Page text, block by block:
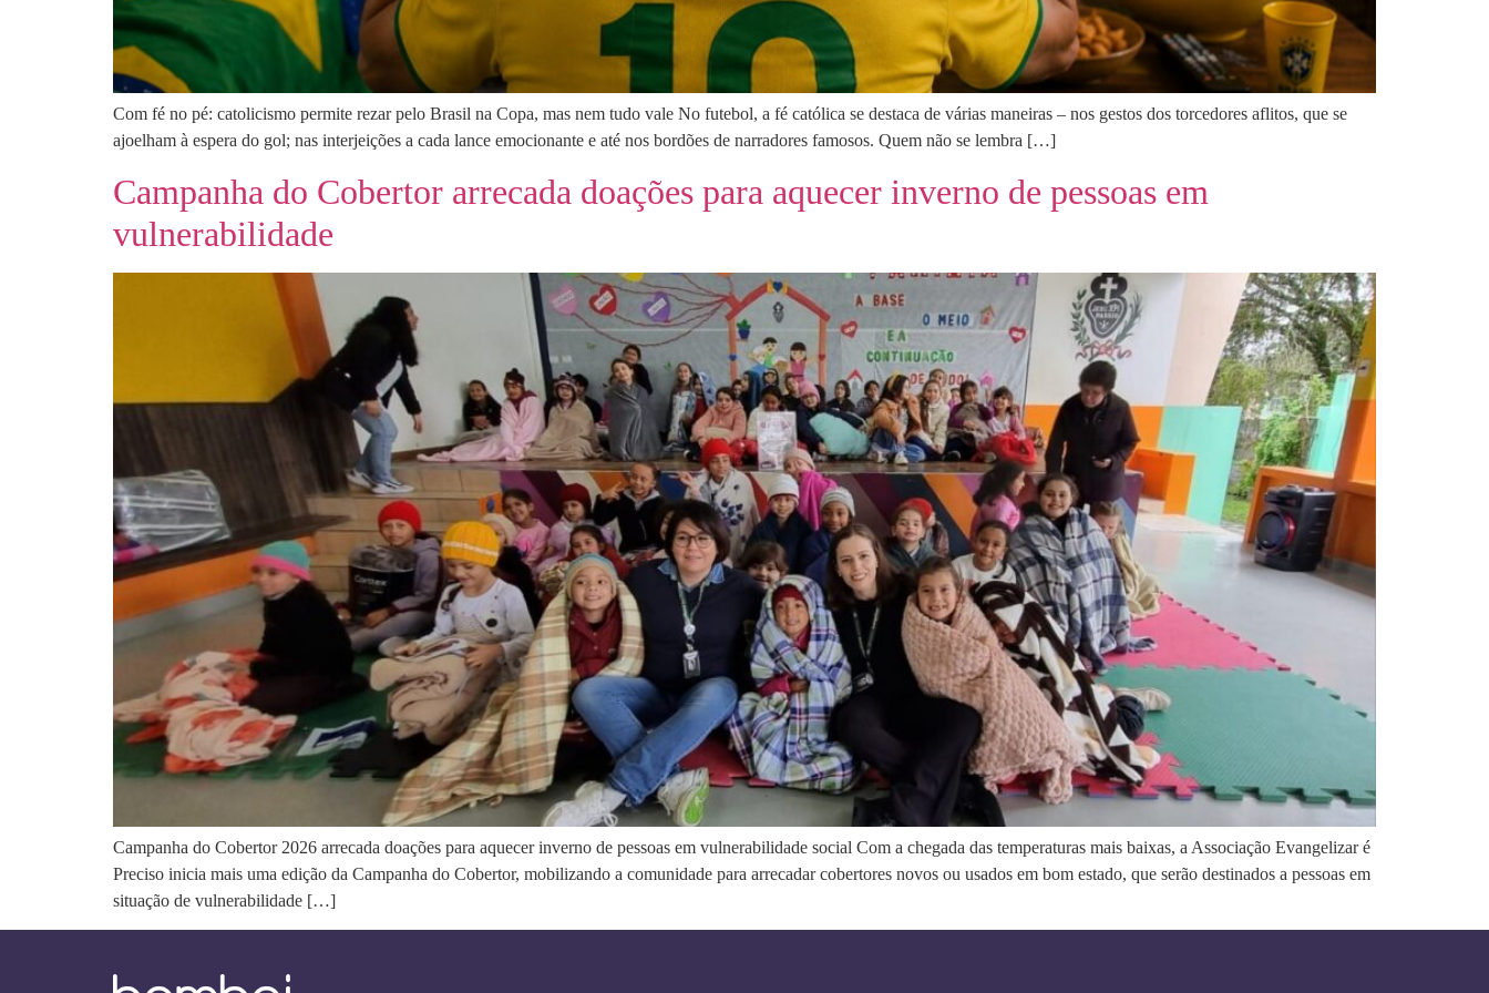
Com fé no pé: catolicismo permite rezar pelo Brasil na Copa, mas nem tudo vale No futebol, a fé católica se destaca de várias maneiras – nos gestos dos torcedores aflitos, que se
ajoelham à espera do gol; nas interjeições a cada lance emocionante e até nos bordões de narradores famosos. Quem não se lembra […]
Campanha do Cobertor arrecada doações para aquecer inverno de pessoas em
vulnerabilidade
Campanha do Cobertor 2026 arrecada doações para aquecer inverno de pessoas em vulnerabilidade social Com a chegada das temperaturas mais baixas, a Associação Evangelizar é
Preciso inicia mais uma edição da Campanha do Cobertor, mobilizando a comunidade para arrecadar cobertores novos ou usados em bom estado, que serão destinados a pessoas em
situação de vulnerabilidade […]